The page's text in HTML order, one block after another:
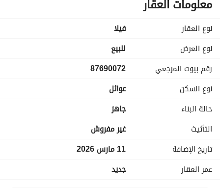
الدور الأول
صالة - 4 غرفة ماستر - مطبخ
الملحق العلوي
غرفة ماستر - مطبخ
نوافذ زجاج ، قريب من الخدمات ، سطح ، مدخل سيارة ، حوش ،
الضمانات:
يوجد ضمانات على الكهرباء و السباكة
رقم العرض: 14109
نوع العقار
فیلا
نوع العرض
للبيع
رقم بيوت المرجعي
87690072
نوع السكن
عوائل
حالة البناء
جاهز
التأثيث
غير مفروش
تاريخ الإضافة
11 مارس 2026
عمر العقار
جديد